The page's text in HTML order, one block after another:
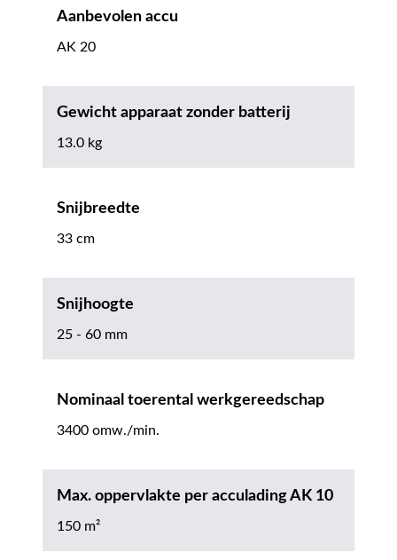
Aanbevolen accu
AK 20
Gewicht apparaat zonder batterij
13.0 kg
Snijbreedte
33 cm
Snijhoogte
25 - 60 mm
Nominaal toerental werkgereedschap
3400 omw./min.
Max. oppervlakte per acculading AK 10
150 m²